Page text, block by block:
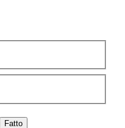
Fatto